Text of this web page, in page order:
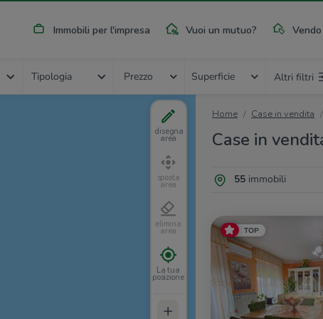
Immobili per l'impresa Vuoi un mutuo?
Tipologia Prezzo Superficie Altri filtri
Home Case in vendita
Case in
55immobili
TOP
disegna
area
sposta
area
elimina
area
La tua
posizione
+